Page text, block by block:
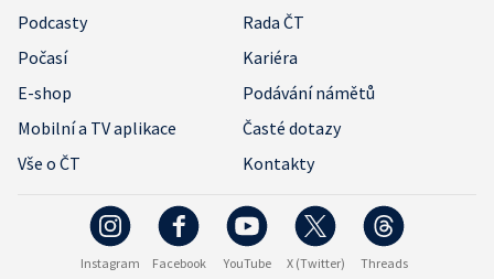
Podcasty
Rada ČT
Počasí
Kariéra
E-shop
Podávání námětů
Mobilní a TV aplikace
Časté dotazy
Vše o ČT
Kontakty
Instagram Facebook YouTube X (Twitter) Threads